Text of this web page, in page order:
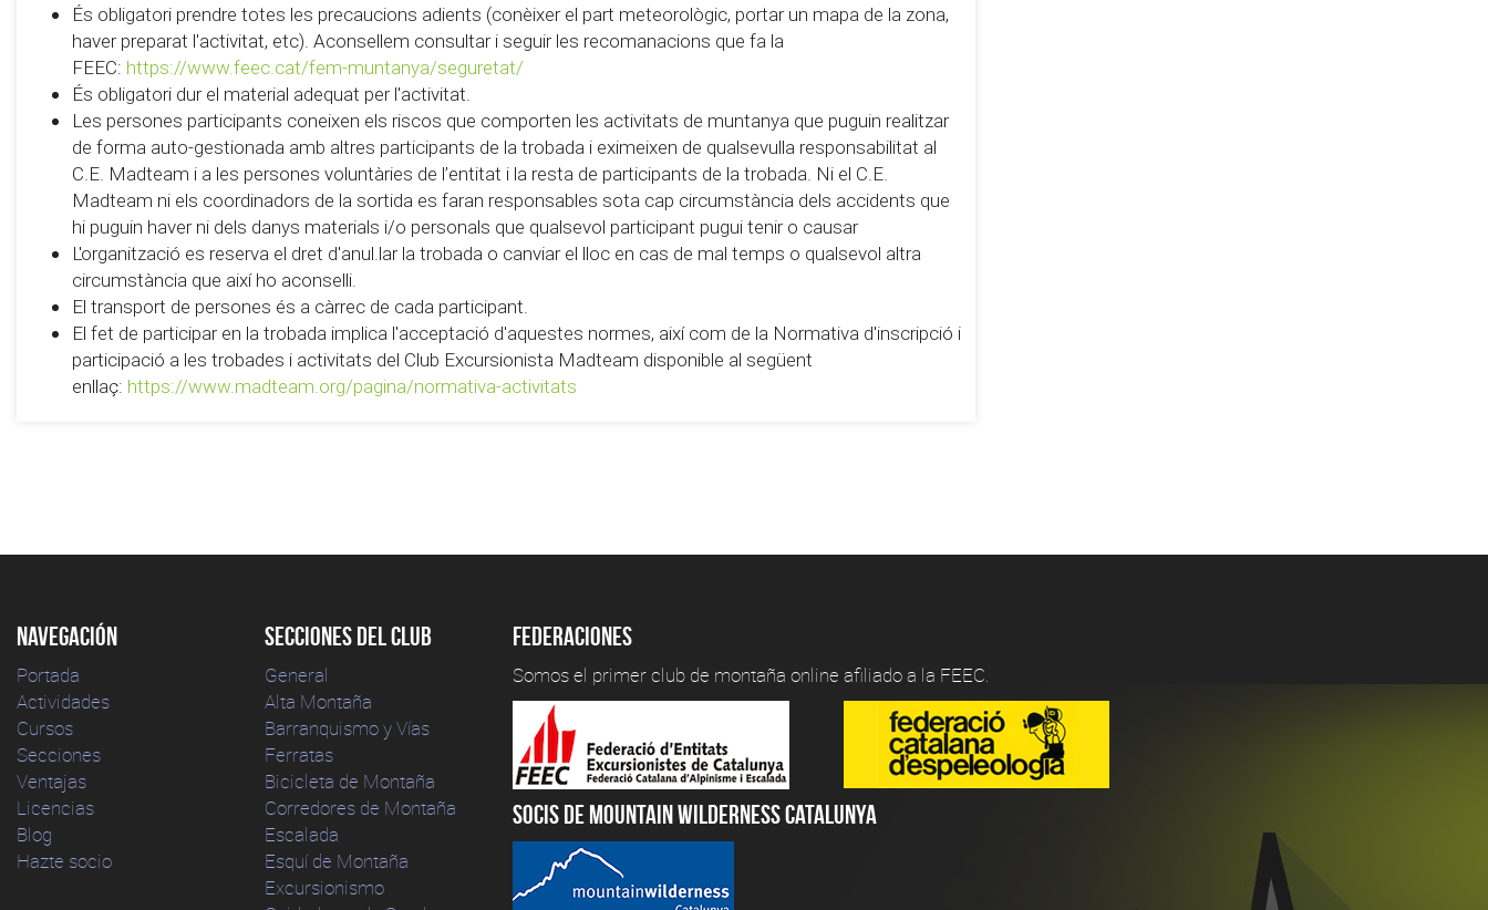
És obligatori prendre totes les precaucions adients (conèixer el part meteorològic, portar un mapa de la zona,
haver preparat l'activitat, etc). Aconsellem consultar i seguir les recomanacions que fa la
FEEC: https://www.feec.cat/fem-muntanya/seguretat/
És obligatori dur el material adequat per l'activitat.
Les persones participants coneixen els riscos que comporten les activitats de muntanya que puguin realitzar
de forma auto-gestionada amb altres participants de la trobada i eximeixen de qualsevulla responsabilitat al
C.E. Madteam i a les persones voluntàries de l’entitat i la resta de participants de la trobada. Ni el C.E.
Madteam ni els coordinadors de la sortida es faran responsables sota cap circumstància dels accidents que
hi puguin haver ni dels danys materials i/o personals que qualsevol participant pugui tenir o causar
L'organització es reserva el dret d'anul.lar la trobada o canviar el lloc en cas de mal temps o qualsevol altra
circumstància que així ho aconselli.
El transport de persones és a càrrec de cada participant.
El fet de participar en la trobada implica l'acceptació d'aquestes normes, així com de la Normativa d'inscripció i
participació a les trobades i activitats del Club Excursionista Madteam disponible al següent
enllaç: https://www.madteam.org/pagina/normativa-activitats
Navegación
Portada
Actividades
Cursos
Secciones
Ventajas
Licencias
Blog
Hazte socio
Secciones del club
General
Alta Montaña
Barranquismo y Vías
Ferratas
Bicicleta de Montaña
Corredores de Montaña
Escalada
Esquí de Montaña
Excursionismo
Federaciones
Somos el primer club de montaña online afiliado a la FEEC.
Socis de Mountain Wilderness Catalunya